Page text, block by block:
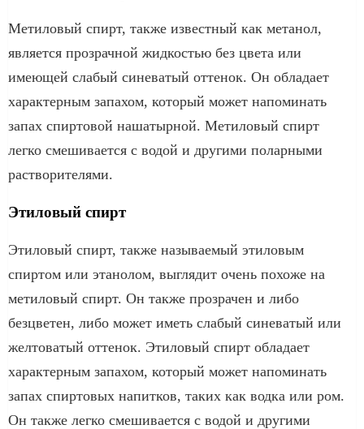
Метиловый спирт, также известный как метанол,
является прозрачной жидкостью без цвета или
имеющей слабый синеватый оттенок. Он обладает
характерным запахом, который может напоминать
запах спиртовой нашатырной. Метиловый спирт
легко смешивается с водой и другими поларными
растворителями.
Этиловый спирт
Этиловый спирт, также называемый этиловым
спиртом или этанолом, выглядит очень похоже на
метиловый спирт. Он также прозрачен и либо
безцветен, либо может иметь слабый синеватый или
желтоватый оттенок. Этиловый спирт обладает
характерным запахом, который может напоминать
запах спиртовых напитков, таких как водка или ром.
Он также легко смешивается с водой и другими